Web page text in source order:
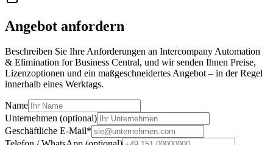
Angebot anfordern
Beschreiben Sie Ihre Anforderungen an Intercompany Automation
& Elimination for Business Central, und wir senden Ihnen Preise,
Lizenzoptionen und ein maßgeschneidertes Angebot – in der Regel
innerhalb eines Werktags.
Name
Unternehmen (optional)
Geschäftliche E-Mail*